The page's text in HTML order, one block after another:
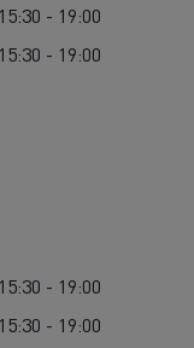
- 19:00
- 19:00
- 19:00
- 19:00